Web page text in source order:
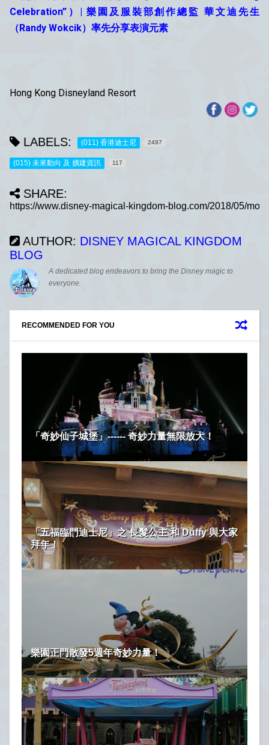
Celebration”）| 樂園及服裝部創作總監 華文迪先生
（Randy Wokcik）率先分享表演元素
Hong Kong Disneyland Resort
LABELS: (011) 香港迪士尼 2497
(015) 未來動向 及 擴建資訊 117
SHARE:
AUTHOR: DISNEY MAGICAL KINGDOM
BLOG
A dedicated blog endeavors to bring the Disney magic to
everyone.
RECOMMENDED FOR YOU
「奇妙仙子城堡」------ 奇妙力量無限放大！
「五福臨門迪士尼」之 長髮公主 和 Duffy 與大家
拜年！
樂園正門散發5週年奇妙力量！